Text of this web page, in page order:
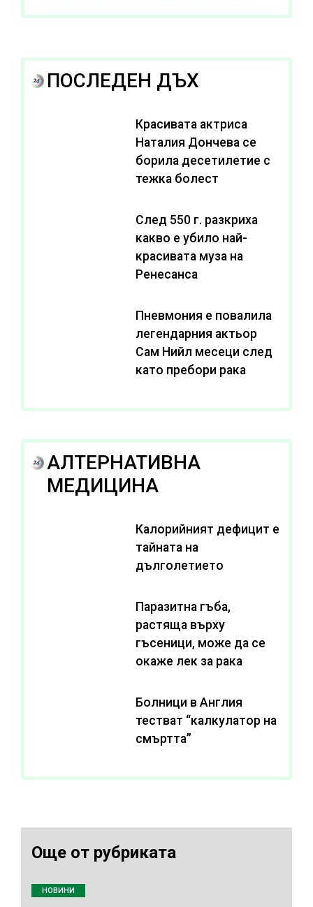
ПОСЛЕДЕН ДЪХ
Красивата актриса
Наталия Дончева се
борила десетилетие с
тежка болест
След 550 г. разкриха
какво е убило най-
красивата муза на
Ренесанса
Пневмония е повалила
легендарния актьор
Сам Нийл месеци след
като пребори рака
АЛТЕРНАТИВНА
МЕДИЦИНА
Калорийният дефицит е
тайната на
дълголетието
Паразитна гъба,
растяща върху
гъсеници, може да се
окаже лек за рака
Болници в Англия
тестват “калкулатор на
смъртта”
Още от рубриката
НОВИНИ